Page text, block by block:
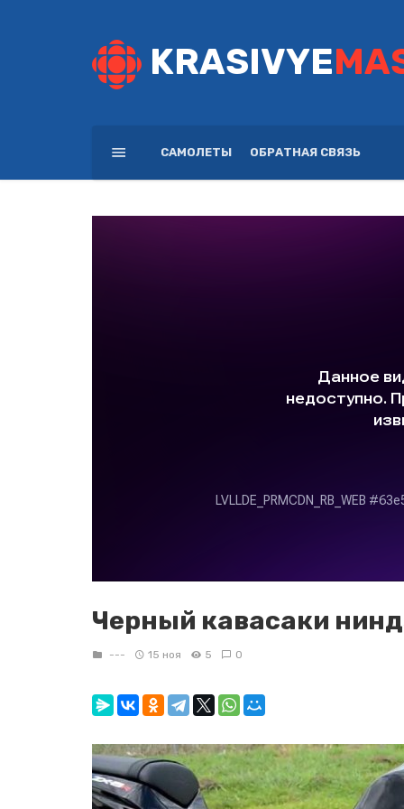
KRASIVYE
САМОЛЕТЫ ОБРАТНАЯ СВЯЗЬ
Черный кавасаки
--- 15 ноя 5 0